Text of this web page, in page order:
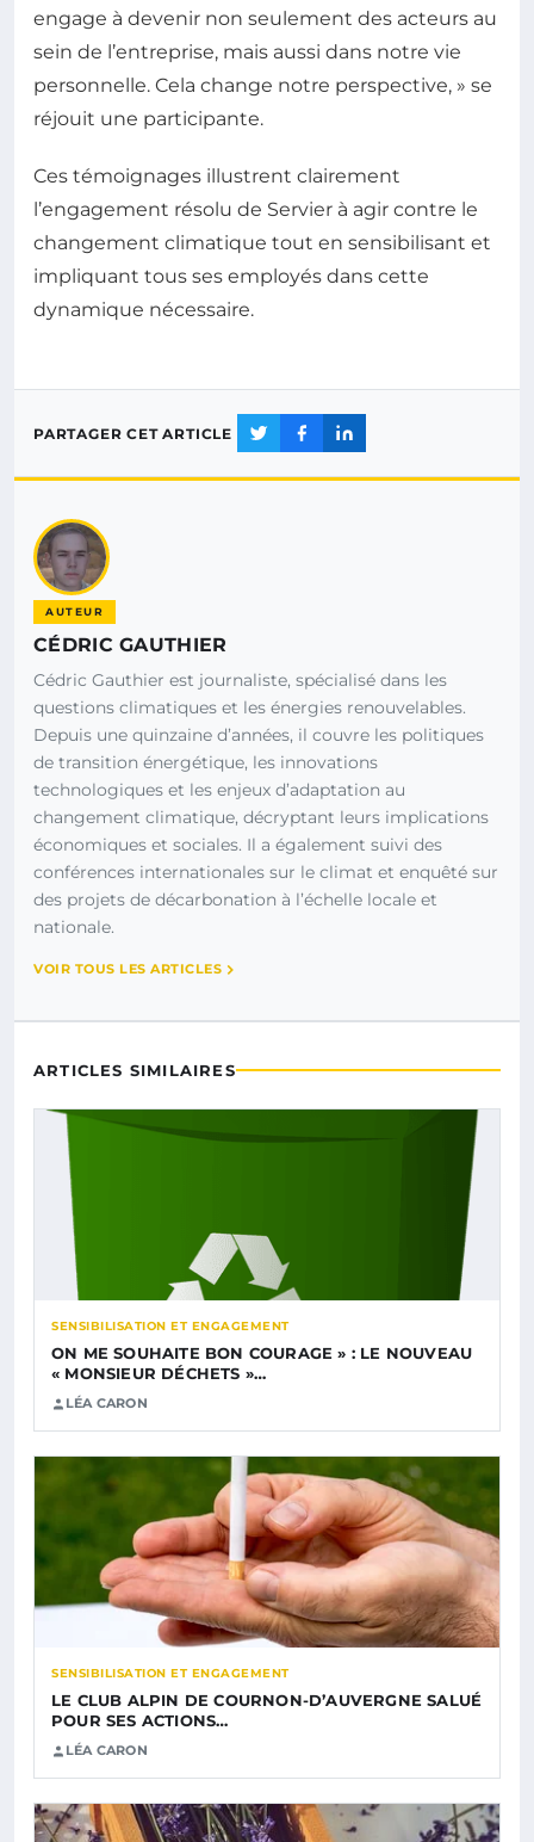
engage à devenir non seulement des acteurs au
sein de l’entreprise, mais aussi dans notre vie
personnelle. Cela change notre perspective, » se
réjouit une participante.
Ces témoignages illustrent clairement
l’engagement résolu de Servier à agir contre le
changement climatique tout en sensibilisant et
impliquant tous ses employés dans cette
dynamique nécessaire.
PARTAGER CET ARTICLE
AUTEUR
CÉDRIC GAUTHIER
Cédric Gauthier est journaliste, spécialisé dans les
questions climatiques et les énergies renouvelables.
Depuis une quinzaine d’années, il couvre les politiques
de transition énergétique, les innovations
technologiques et les enjeux d’adaptation au
changement climatique, décryptant leurs implications
économiques et sociales. Il a également suivi des
conférences internationales sur le climat et enquêté sur
des projets de décarbonation à l’échelle locale et
nationale.
VOIR TOUS LES ARTICLES
ARTICLES SIMILAIRES
SENSIBILISATION ET ENGAGEMENT
ON ME SOUHAITE BON COURAGE » : LE NOUVEAU
« MONSIEUR DÉCHETS »…
LÉA CARON
SENSIBILISATION ET ENGAGEMENT
LE CLUB ALPIN DE COURNON-D’AUVERGNE SALUÉ
POUR SES ACTIONS…
LÉA CARON